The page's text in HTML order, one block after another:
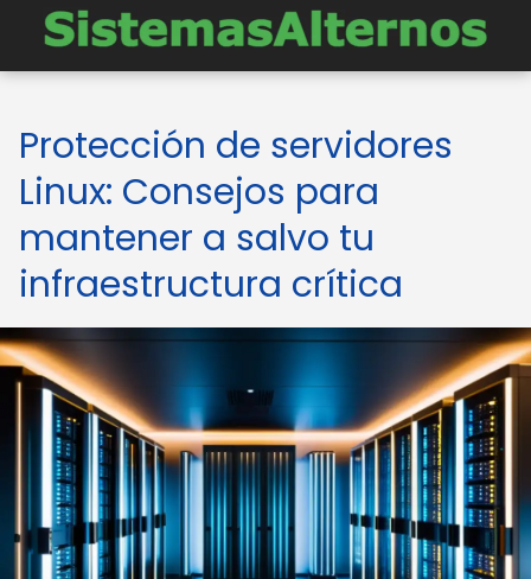
Protección de servidores
Linux: Consejos para
mantener a salvo tu
infraestructura crítica